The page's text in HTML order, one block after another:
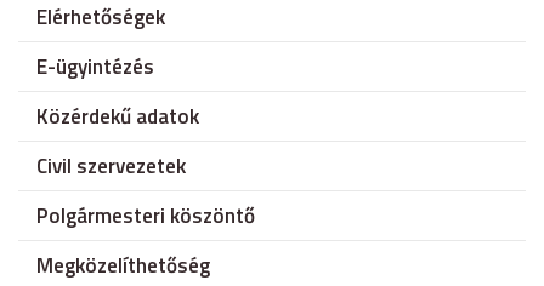
Elérhetőségek
E-ügyintézés
Közérdekű adatok
Civil szervezetek
Polgármesteri köszöntő
Megközelíthetőség